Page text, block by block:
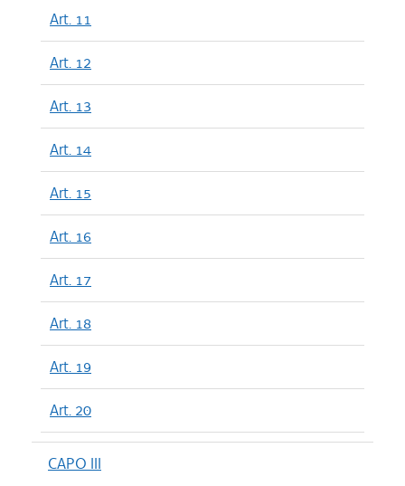
Art. 11
Art. 12
Art. 13
Art. 14
Art. 15
Art. 16
Art. 17
Art. 18
Art. 19
Art. 20
CAPO III